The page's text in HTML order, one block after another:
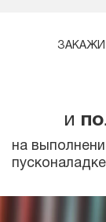
и
на
пусконаладке